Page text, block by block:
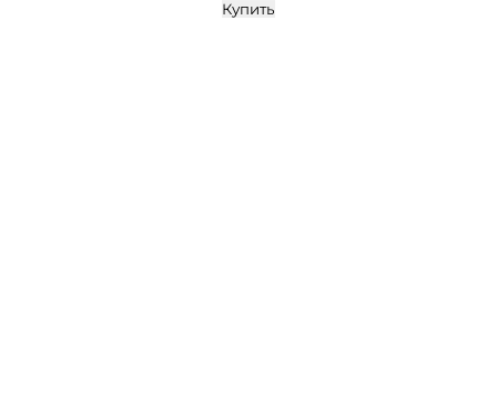
Купить